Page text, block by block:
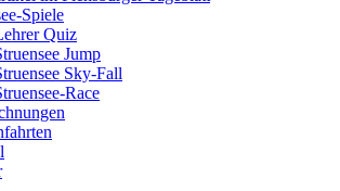
Spiele
Quiz
Jump
Sky-Fall
Race